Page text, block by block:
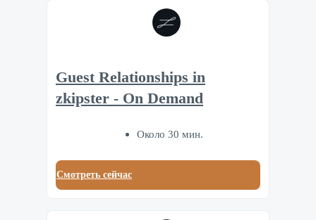
Guest Relationships in
zkipster - On Demand
Около 30 мин.
Смотреть сейчас